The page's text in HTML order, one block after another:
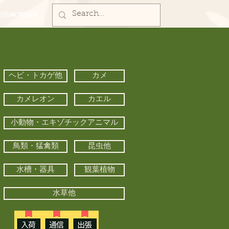
ヘビ・トカゲ他 カメ
カメレオン カエル
小動物・エキゾチックアニマル
鳥類・猛禽類 昆虫他
水槽・器具 観葉植物
水草他